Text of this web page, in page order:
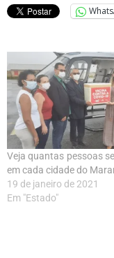
Veja quantas pessoas
em cada cidade do
19 de janeiro de 2021
Em "Estado"